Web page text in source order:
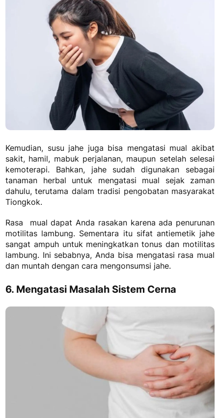
Kemudian, susu jahe juga bisa mengatasi mual akibat
sakit, hamil, mabuk perjalanan, maupun setelah selesai
kemoterapi. Bahkan, jahe sudah digunakan sebagai
tanaman herbal untuk mengatasi mual sejak zaman
dahulu, terutama dalam tradisi pengobatan masyarakat
Tiongkok.
Rasa mual dapat Anda rasakan karena ada penurunan
motilitas lambung. Sementara itu sifat antiemetik jahe
sangat ampuh untuk meningkatkan tonus dan motilitas
lambung. Ini sebabnya, Anda bisa mengatasi rasa mual
dan muntah dengan cara mengonsumsi jahe.
6. Mengatasi Masalah Sistem Cerna